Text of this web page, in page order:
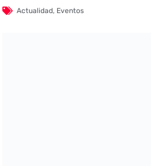
Actualidad, Eventos